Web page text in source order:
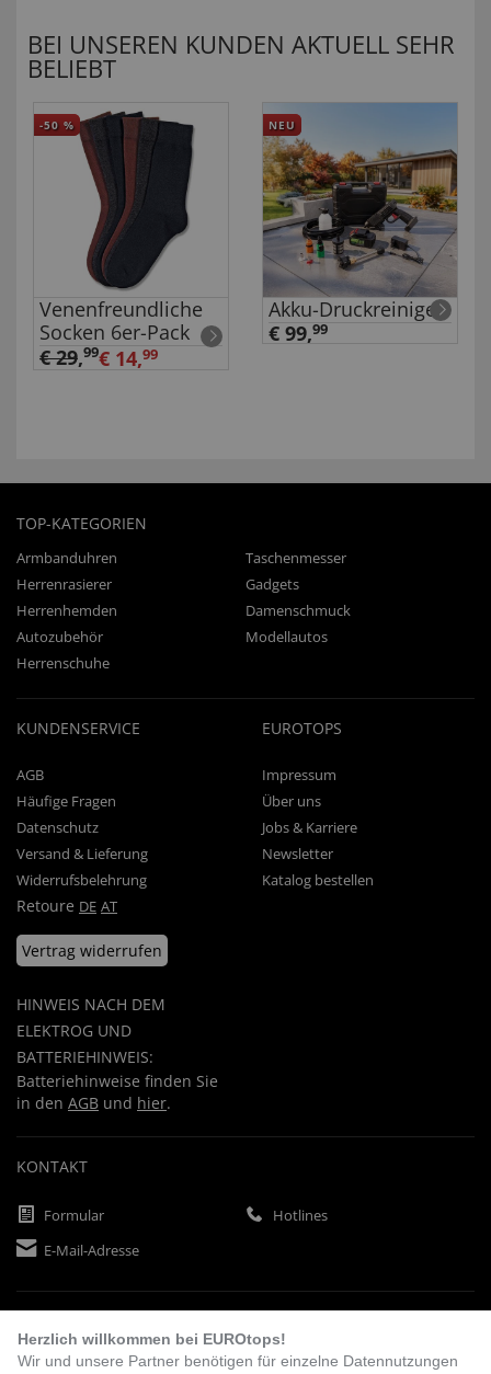
BEI UNSEREN KUNDEN AKTUELL SEHR
BELIEBT
-50 %
Venenfreundliche
Socken 6er-Pack
€ 29,99€ 14,99
NEU
Akku-Druckreiniger
€ 99,99
TOP-KATEGORIEN
Armbanduhren
Taschenmesser
Herrenrasierer
Gadgets
Herrenhemden
Damenschmuck
Autozubehör
Modellautos
Herrenschuhe
KUNDENSERVICE
AGB
Häufige Fragen
Datenschutz
Versand & Lieferung
Widerrufsbelehrung
Retoure DE AT
Vertrag widerrufen
HINWEIS NACH DEM
ELEKTROG UND
BATTERIEHINWEIS:
Batteriehinweise finden Sie
in den AGB und hier.
EUROTOPS
Impressum
Über uns
Jobs & Karriere
Newsletter
Katalog bestellen
KONTAKT
Formular
Hotlines
E-Mail-Adresse
Herzlich willkommen bei EUROtops!
Wir und unsere Partner benötigen für einzelne Datennutzungen